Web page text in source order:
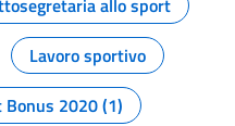
allo sport
Lavoro sportivo
Bonus 2020 (1)